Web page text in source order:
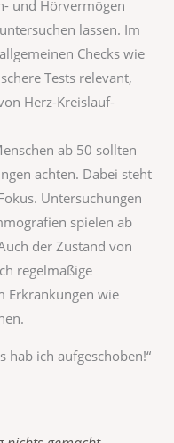
und Hörvermögen
lassen. Im
Checks wie
Tests relevant,
Herz-Kreislauf-
ab 50 sollten
achten. Dabei steht
Untersuchungen
spielen ab
der Zustand von
regelmäßige
Erkrankungen wie
hab ich aufgeschoben!“